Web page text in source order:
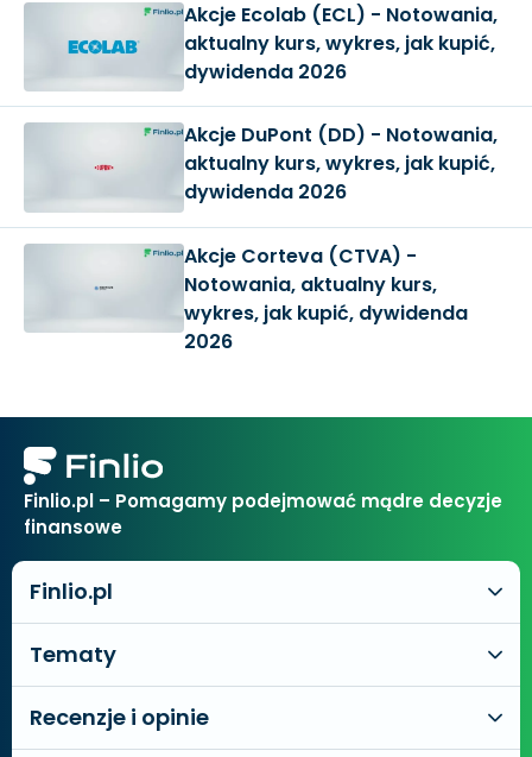
Akcje Ecolab (ECL) - Notowania,
aktualny kurs, wykres, jak kupić,
dywidenda 2026
Akcje DuPont (DD) - Notowania,
aktualny kurs, wykres, jak kupić,
dywidenda 2026
Akcje Corteva (CTVA) -
Notowania, aktualny kurs,
wykres, jak kupić, dywidenda
2026
Finlio.pl – Pomagamy podejmować mądre decyzje
finansowe
Finlio.pl
Tematy
Recenzje i opinie